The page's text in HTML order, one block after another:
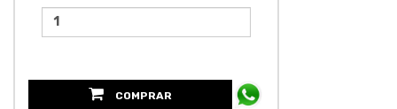
COMPRAR